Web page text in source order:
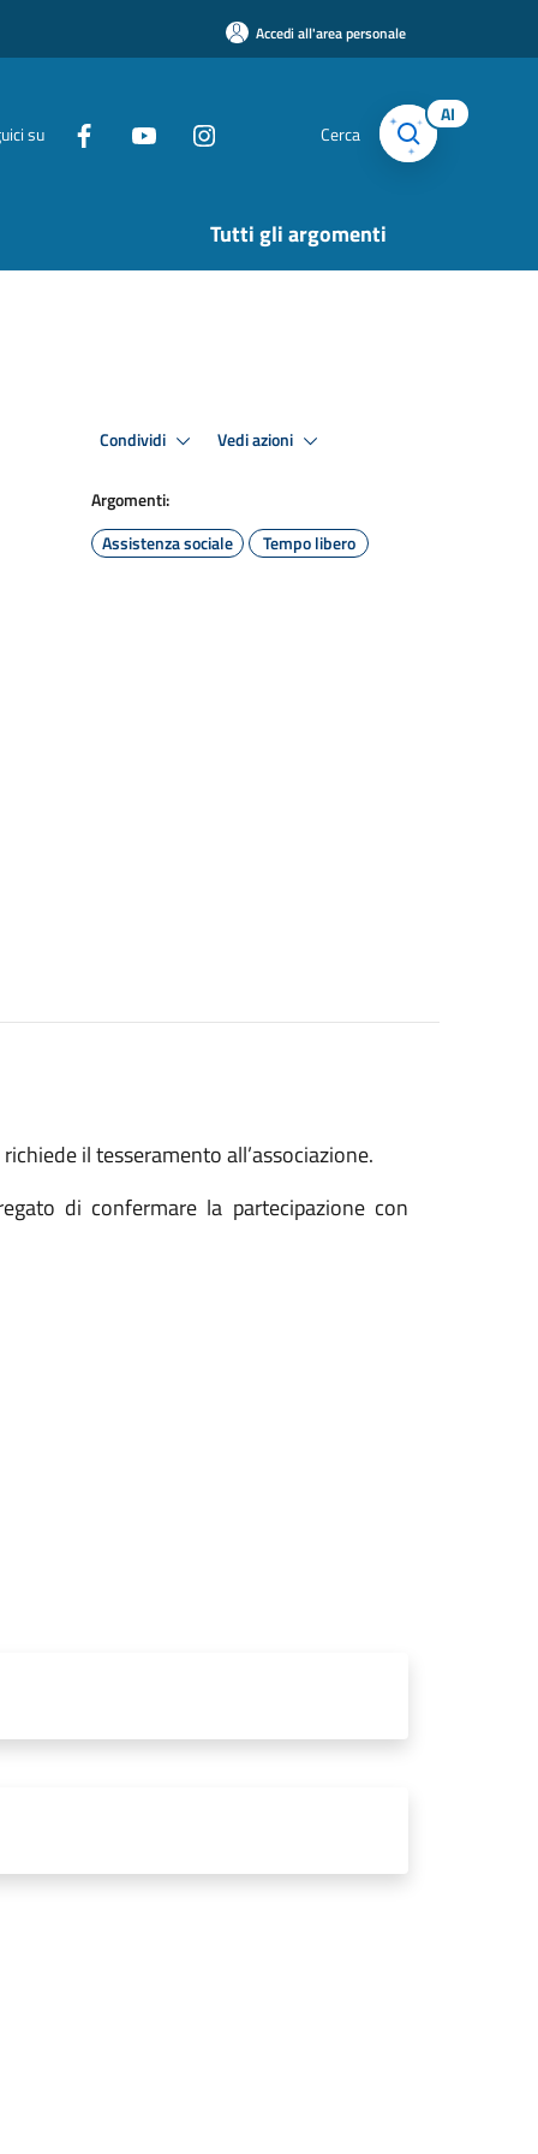
Accedi all'area personale
su Cerca
AI
Tutti gli argomenti
Condividi Vedi azioni
Argomenti:
Assistenza sociale
Tempo libero
il tesseramento all’associazione.
di confermare la partecipazione con